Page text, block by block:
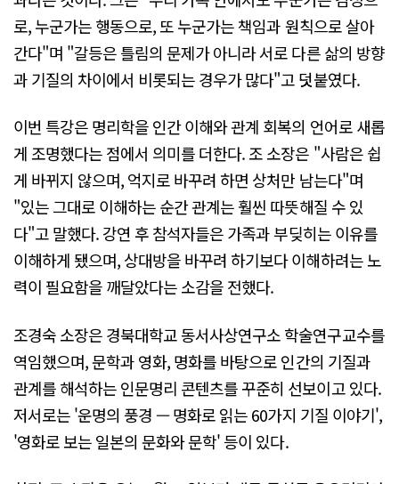
로, 누군가는 행동으로, 또 누군가는 책임과 원칙으로 살아
간다"며 "갈등은 틀림의 문제가 아니라 서로 다른 삶의 방향
과 기질의 차이에서 비롯되는 경우가 많다"고 덧붙였다.
이번 특강은 명리학을 인간 이해와 관계 회복의 언어로 새롭
게 조명했다는 점에서 의미를 더한다. 조 소장은 "사람은 쉽
게 바뀌지 않으며, 억지로 바꾸려 하면 상처만 남는다"며
"있는 그대로 이해하는 순간 관계는 훨씬 따뜻해질 수 있
다"고 말했다. 강연 후 참석자들은 가족과 부딪히는 이유를
이해하게 됐으며, 상대방을 바꾸려 하기보다 이해하려는 노
력이 필요함을 깨달았다는 소감을 전했다.
조경숙 소장은 경북대학교 동서사상연구소 학술연구교수를
역임했으며, 문학과 영화, 명화를 바탕으로 인간의 기질과
관계를 해석하는 인문명리 콘텐츠를 꾸준히 선보이고 있다.
저서로는 '운명의 풍경 — 명화로 읽는 60가지 기질 이야기',
'영화로 보는 일본의 문화와 문학' 등이 있다.